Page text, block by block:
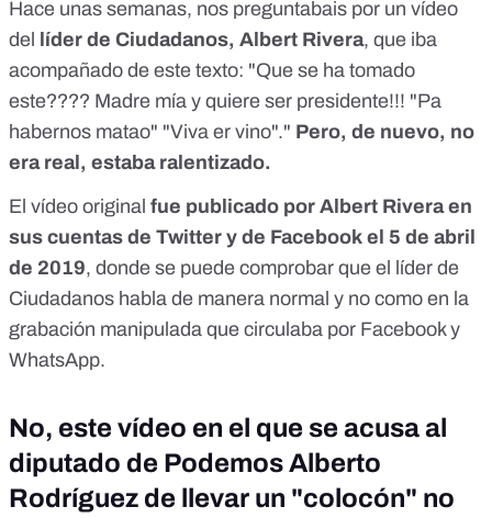
Hace unas semanas, nos preguntabais por un vídeo
del
líder de Ciudadanos, Albert Rivera, que iba
acompañado de este texto: "Que se ha tomado
este???? Madre mía y quiere ser presidente!!! "Pa
habernos matao" "Viva er vino"." Pero, de nuevo, no
era real , estaba ralentizado.
El vídeo original fue publicado por Albert Rivera en
sus cuentas de Twitter y de Facebook el 5 de abril
de 2019, donde se puede comprobar que el líder de
Ciudadanos habla de manera normal y no como en la
grabación manipulada que circulaba por Facebook y
WhatsApp.
No, este vídeo en el que se acusa al
diputado de Podemos Alberto
Rodríguez de llevar un "colocón" no